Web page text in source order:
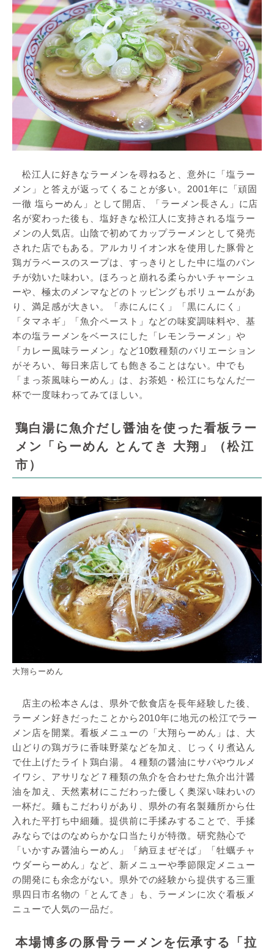
松江人に好きなラーメンを尋ねると、意外に「塩ラー
メン」と答えが返ってくることが多い。2001年に「頑固
一徹 塩らーめん」として開店、「ラーメン長さん」に店
名が変わった後も、塩好きな松江人に支持される塩ラー
メンの人気店。山陰で初めてカップラーメンとして発売
された店でもある。アルカリイオン水を使用した豚骨と
鶏ガラベースのスープは、すっきりとした中に塩のパン
チが効いた味わい。ほろっと崩れる柔らかいチャーシュ
ーや、極太のメンマなどのトッピングもボリュームがあ
り、満足感が大きい。「赤にんにく」「黒にんにく」
「タマネギ」「魚介ペースト」などの味変調味料や、基
本の塩ラーメンをベースにした「レモンラーメン」や
「カレー風味ラーメン」など10数種類のバリエーション
がそろい、毎日来店しても飽きることはない。中でも
「まっ茶風味らーめん」は、お茶処・松江にちなんだ一
杯で一度味わってみてほしい。
鶏白湯に魚介だし醤油を使った看板ラー
メン「らーめん とんてき 大翔」（松江
市）
大翔らーめん
店主の松本さんは、県外で飲食店を長年経験した後、
ラーメン好きだったことから2010年に地元の松江でラー
メン店を開業。看板メニューの「大翔らーめん」は、大
山どりの鶏ガラに香味野菜などを加え、じっくり煮込ん
で仕上げたライト鶏白湯。４種類の醤油にサバやウルメ
イワシ、アサリなど７種類の魚介を合わせた魚介出汁醤
油を加え、天然素材にこだわった優しく奥深い味わいの
一杯だ。麺もこだわりがあり、県外の有名製麺所から仕
入れた平打ち中細麺。提供前に手揉みすることで、手揉
みならではのなめらかな口当たりが特徴。研究熱心で
「いかすみ醤油らーめん」「納豆まぜそば」「牡蠣チャ
ウダーらーめん」など、新メニューや季節限定メニュー
の開発にも余念がない。県外での経験から提供する三重
県四日市名物の「とんてき」も、ラーメンに次ぐ看板メ
ニューで人気の一品だ。
本場博多の豚骨ラーメンを伝承する「拉